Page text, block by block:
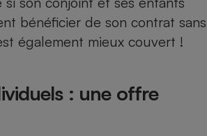
bénéficier de son contrat sans
également mieux couvert !
: une offre